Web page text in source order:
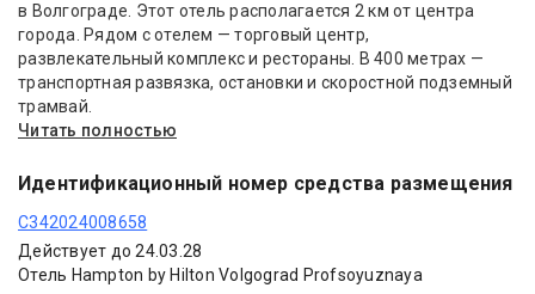
в Волгограде. Этот отель располагается 2 км от центра
города. Рядом с отелем — торговый центр,
развлекательный комплекс и рестораны. В 400 метрах —
транспортная развязка, остановки и скоростной подземный
трамвай.
Читать полностью
Идентификационный номер средства размещения
С342024008658
Действует до 24.03.28
Отель Hampton by Hilton Volgograd Profsoyuznaya